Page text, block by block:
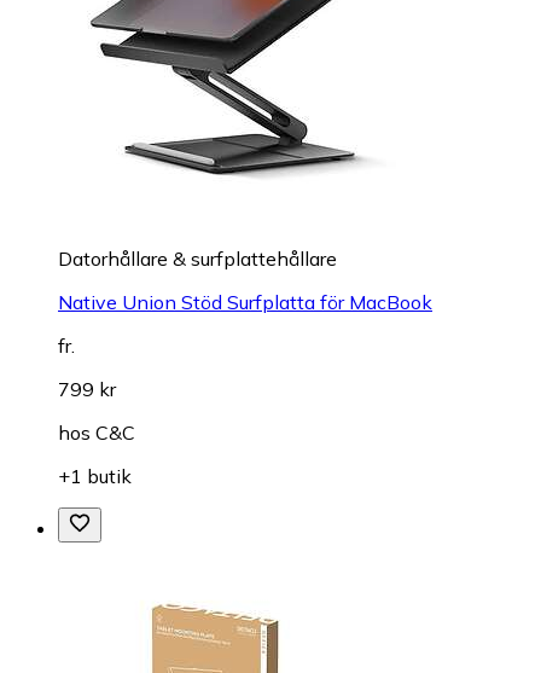
Datorhållare & surfplattehållare
Native Union Stöd Surfplatta för MacBook
fr.
799 kr
hos C&C
+1 butik